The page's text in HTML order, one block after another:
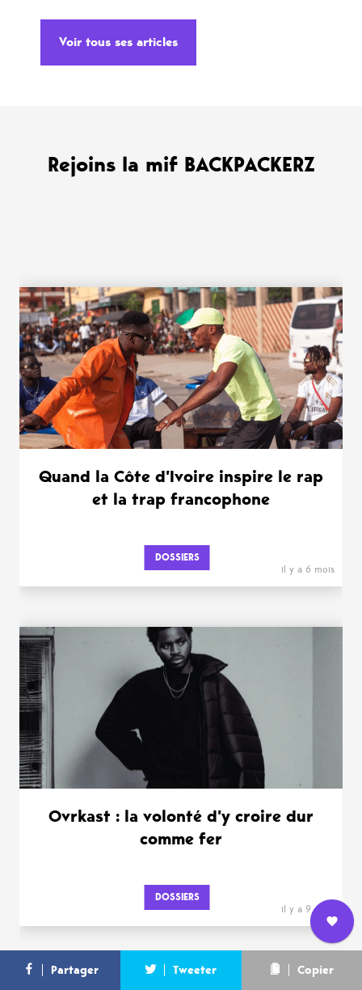
L’équipe
Nous
rejoindre
Newsletter
Partager Tweeter Copier
Voir tous ses articles
Rejoins la mif BACKPACKERZ
WANT MORE ?
Quand la Côte d’Ivoire inspire le rap
et la trap francophone
DOSSIERS
il y a 6 mois
Ovrkast : la volonté d’y croire dur
comme fer
DOSSIERS
il y a 9 mois